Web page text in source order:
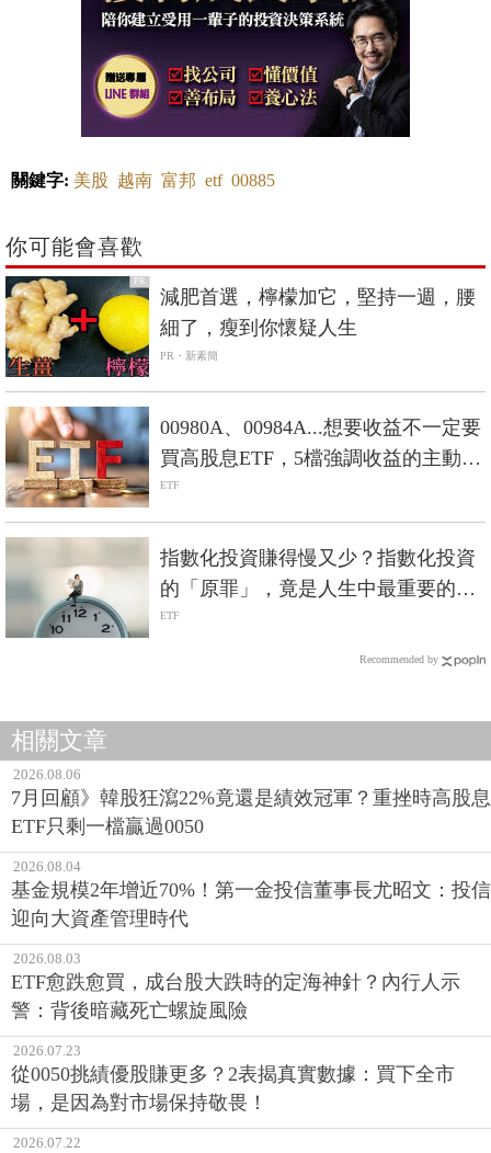
關鍵字: 美股 越南 富邦 etf 00885
你可能會喜歡
PR
減肥首選，檸檬加它，堅持一週，腰
細了，瘦到你懷疑人生
PR・新素簡
00980A、00984A...想要收益不一定要
買高股息ETF，5檔強調收益的主動式
ETF一次看！
ETF
指數化投資賺得慢又少？指數化投資
的「原罪」，竟是人生中最重要的禮
物？
ETF
Recommended by
相關文章
2026.08.06
7月回顧》韓股狂瀉22%竟還是績效冠軍？重挫時高股息
ETF只剩一檔贏過0050
2026.08.04
基金規模2年增近70%！第一金投信董事長尤昭文：投信
迎向大資產管理時代
2026.08.03
ETF愈跌愈買，成台股大跌時的定海神針？內行人示
警：背後暗藏死亡螺旋風險
2026.07.23
從0050挑績優股賺更多？2表揭真實數據：買下全市
場，是因為對市場保持敬畏！
2026.07.22